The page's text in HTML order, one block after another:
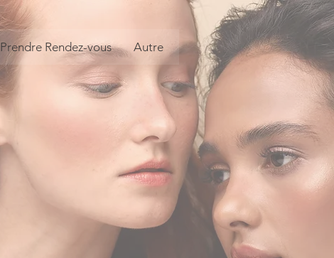
Prendre Rendez-vous Autre